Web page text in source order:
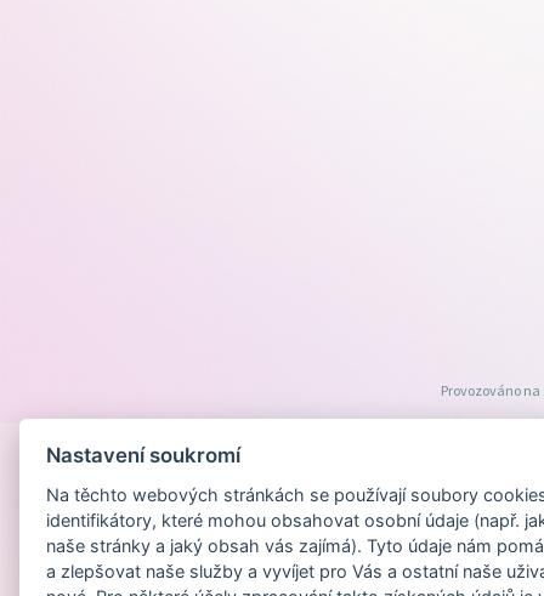
Provozováno
Nastavení soukromí
Na těchto webových stránkách se používají soubory
identifikátory, které mohou obsahovat osobní údaje (např.
naše stránky a jaký obsah vás zajímá). Tyto údaje nám
a zlepšovat naše služby a vyvíjet pro Vás a ostatní naše